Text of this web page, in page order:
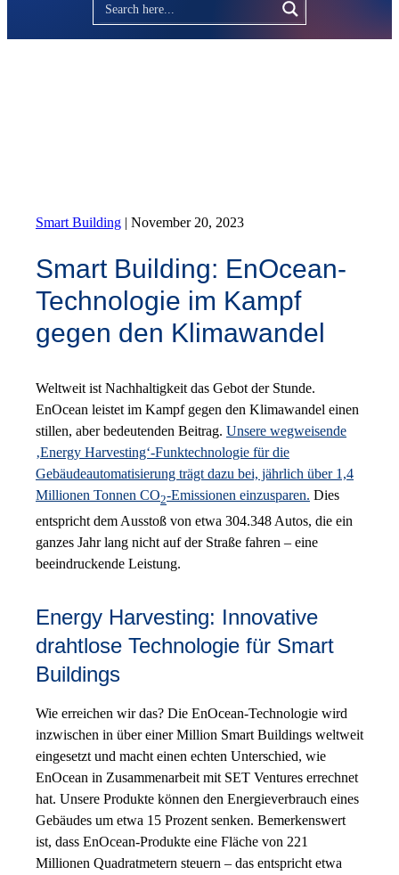
Smart Building | November 20, 2023
Smart Building: EnOcean-
Technologie im Kampf
gegen den Klimawandel
Weltweit ist Nachhaltigkeit das Gebot der Stunde.
EnOcean leistet im Kampf gegen den Klimawandel einen
stillen, aber bedeutenden Beitrag. Unsere wegweisende
‚Energy Harvesting‘-Funktechnologie für die
Gebäudeautomatisierung trägt dazu bei, jährlich über 1,4
Millionen Tonnen CO2-Emissionen einzusparen. Dies
entspricht dem Ausstoß von etwa 304.348 Autos, die ein
ganzes Jahr lang nicht auf der Straße fahren – eine
beeindruckende Leistung.
Energy Harvesting: Innovative
drahtlose Technologie für Smart
Buildings
Wie erreichen wir das? Die EnOcean-Technologie wird
inzwischen in über einer Million Smart Buildings weltweit
eingesetzt und macht einen echten Unterschied, wie
EnOcean in Zusammenarbeit mit SET Ventures errechnet
hat. Unsere Produkte können den Energieverbrauch eines
Gebäudes um etwa 15 Prozent senken. Bemerkenswert
ist, dass EnOcean-Produkte eine Fläche von 221
Millionen Quadratmetern steuern – das entspricht etwa